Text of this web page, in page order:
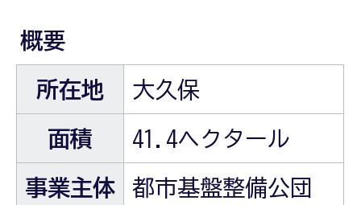
概要
所在地 大久保
面積 41.4ヘクタール
事業主体 都市基盤整備公団